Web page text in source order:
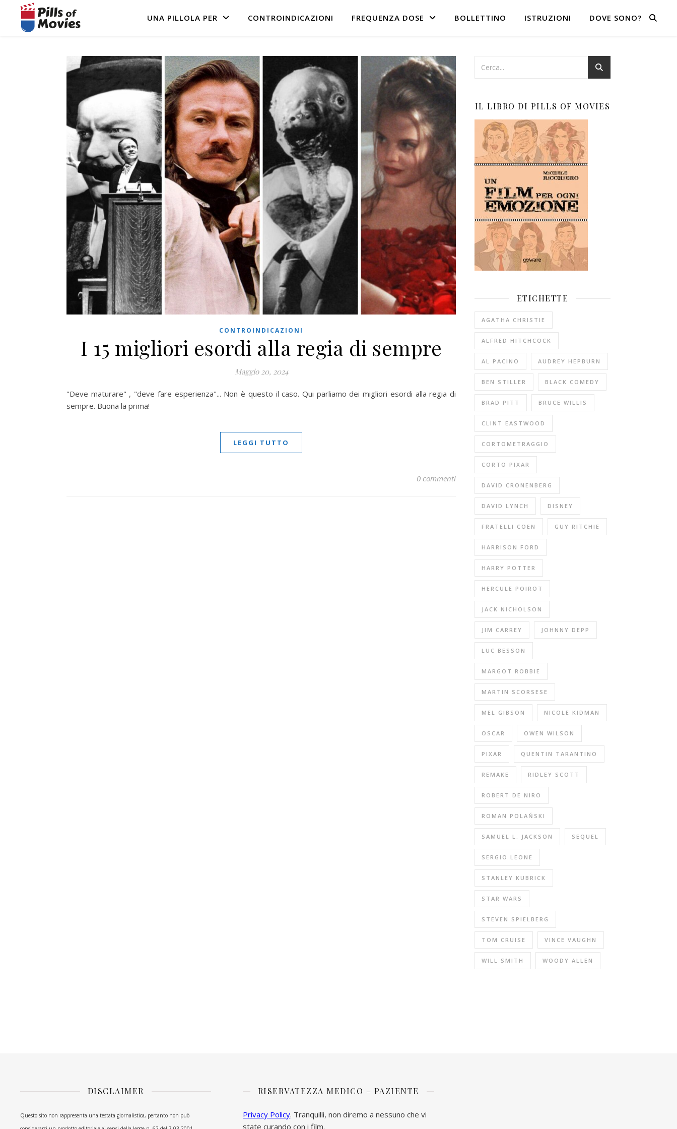
UNA PILLOLA PER CONTROINDICAZIONI FREQUENZA DOSE BOLLETTINO ISTRUZIONI DOVE SONO?
CONTROINDICAZIONI
I 15 migliori esordi alla regia di sempre
Maggio 20, 2024
"Deve maturare" , "deve fare esperienza"... Non è questo il caso. Qui parliamo dei migliori esordi alla regia di
sempre. Buona la prima!
LEGGI TUTTO
0 commenti
IL LIBRO DI PILLS OF MOVIES
ETICHETTE
AGATHA CHRISTIE
ALFRED HITCHCOCK
AL PACINO AUDREY HEPBURN
BEN STILLER BLACK COMEDY
BRAD PITT BRUCE WILLIS
CLINT EASTWOOD
CORTOMETRAGGIO
CORTO PIXAR
DAVID CRONENBERG
DAVID LYNCH DISNEY
FRATELLI COEN GUY RITCHIE
HARRISON FORD
HARRY POTTER
HERCULE POIROT
JACK NICHOLSON
JIM CARREY JOHNNY DEPP
LUC BESSON
MARGOT ROBBIE
MARTIN SCORSESE
MEL GIBSON NICOLE KIDMAN
OSCAR OWEN WILSON
PIXAR QUENTIN TARANTINO
REMAKE RIDLEY SCOTT
ROBERT DE NIRO
ROMAN POLAŃSKI
SAMUEL L. JACKSON SEQUEL
SERGIO LEONE
STANLEY KUBRICK
STAR WARS
STEVEN SPIELBERG
TOM CRUISE VINCE VAUGHN
WILL SMITH WOODY ALLEN
DISCLAIMER
Questo sito non rappresenta una testata giornalistica, pertanto non può
RISERVATEZZA MEDICO – PAZIENTE
Privacy Policy. Tranquilli, non diremo a nessuno che vi
state curando con i film.